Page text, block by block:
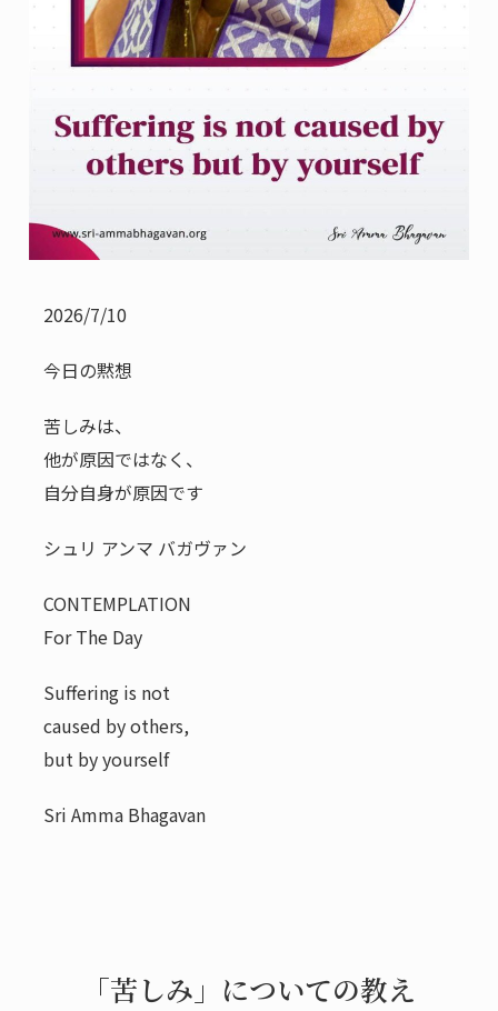
2026/7/10
今日の黙想
苦しみは、
他が原因ではなく、
自分自身が原因です
シュリ アンマ バガヴァン
CONTEMPLATION
For The Day
Suffering is not
caused by others,
but by yourself
Sri Amma Bhagavan
「苦しみ」についての教え